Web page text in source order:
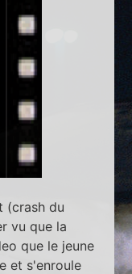
(crash du
vu que la
que le jeune
et s'enroule